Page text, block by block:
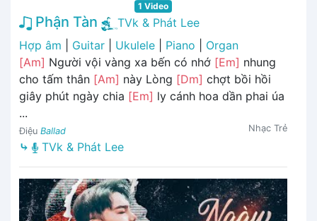
1 Video
Phận Tàn
TVk & Phát Lee
Hợp âm
Guitar Ukulele Piano
Organ
[Am] Người vội vàng xa bến có nhớ [Em] nhung
cho tấm thân [Am] này Lòng [Dm] chợt bồi hồi
giây phút ngày chia [Em] ly cánh hoa dần phai úa
...
Điệu Ballad Nhạc Trẻ
⤷ TVk & Phát Lee